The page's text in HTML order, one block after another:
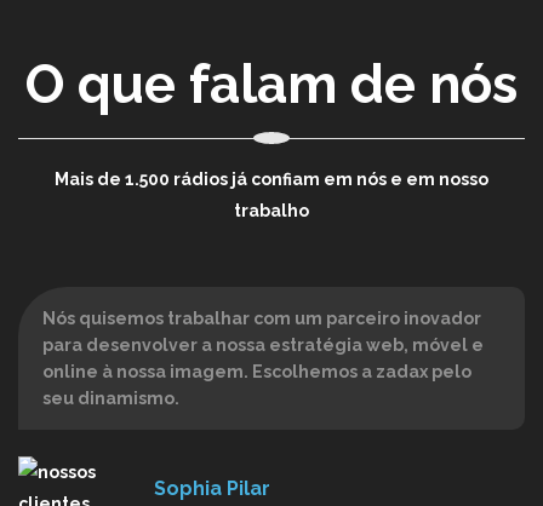
O que falam de nós
Mais de 1.500 rádios já confiam em nós e em nosso
trabalho
Nós quisemos trabalhar com um parceiro inovador
para desenvolver a nossa estratégia web, móvel e
online à nossa imagem. Escolhemos a zadax pelo
seu dinamismo.
Sophia Pilar